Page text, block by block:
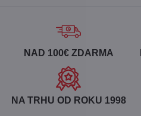
NAD 100€ ZDARMA
NA TRHU OD ROKU 1998